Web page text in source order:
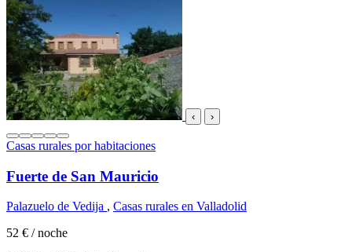
‹ ›
Casas rurales por habitaciones
Fuerte de San Mauricio
Palazuelo de Vedija , Casas rurales en Valladolid
52 € / noche